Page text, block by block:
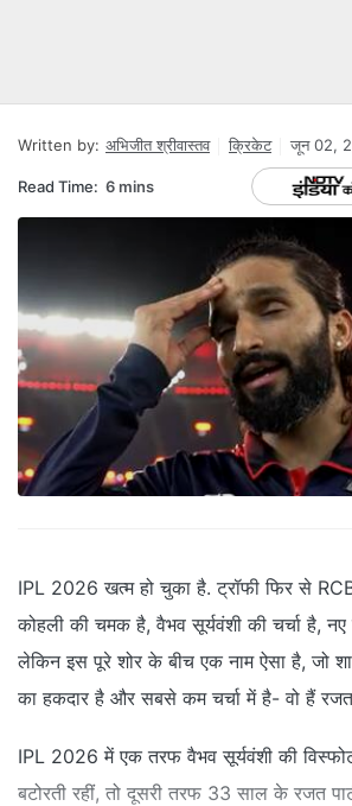
Written by: अभिजीत श्रीवास्तव क्रिकेट जून 02,
Read Time: 6 mins
IPL 2026 खत्म हो चुका है. ट्रॉफी फिर से
कोहली की चमक है, वैभव सूर्यवंशी की चर्चा है, नए
लेकिन इस पूरे शोर के बीच एक नाम ऐसा है, जो
का हकदार है और सबसे कम चर्चा में है- वो हैं रजत
IPL 2026 में एक तरफ वैभव सूर्यवंशी की
बटोरती रहीं, तो दूसरी तरफ 33 साल के रजत